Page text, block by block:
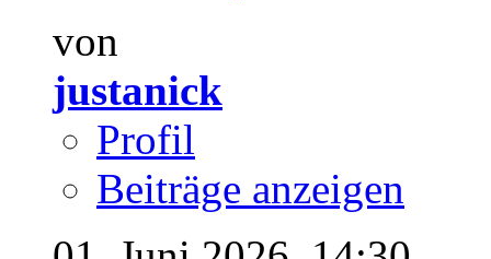
von
justanick
Profil
Beiträge anzeigen